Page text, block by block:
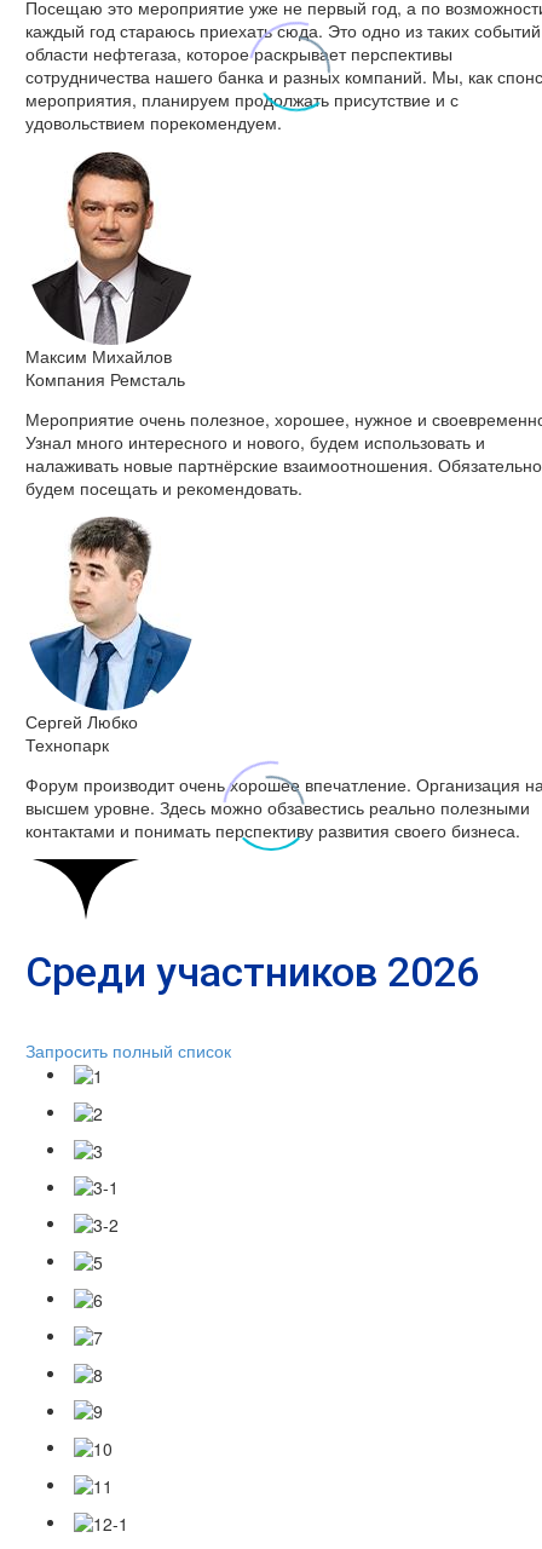
Посещаю это мероприятие уже не первый год, а по
каждый год стараюсь приехать сюда. Это одно из таких
области нефтегаза, которое раскрывает перспективы
сотрудничества нашего банка и разных компаний. Мы, как
мероприятия, планируем продолжать присутствие и с
удовольствием порекомендуем.
Максим Михайлов
Компания Ремсталь
Мероприятие очень полезное, хорошее, нужное и
Узнал много интересного и нового, будем использовать и
налаживать новые партнёрские взаимоотношения. Обязательно
будем посещать и рекомендовать.
Сергей Любко
Технопарк
Форум производит очень хорошее впечатление. Организация
высшем уровне. Здесь можно обзавестись реально полезными
контактами и понимать перспективу развития своего бизнеса.
Среди участников 2026
Запросить полный список